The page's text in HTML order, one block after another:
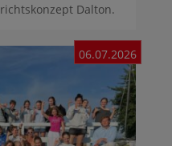
Dalton.
06.07.2026